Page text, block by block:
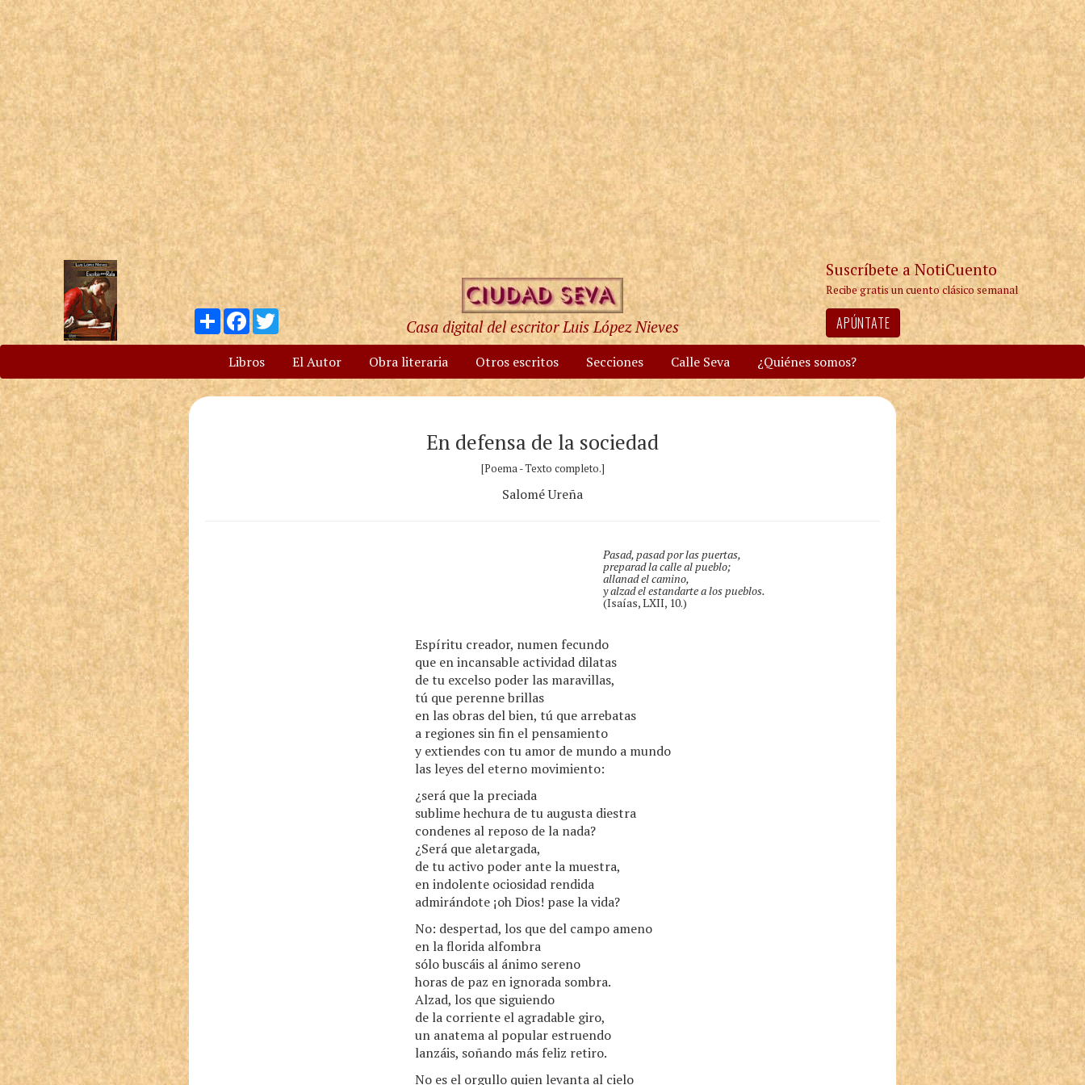
Compartir
Facebook
Twitter
Casa digital del escritor Luis López Nieves
Suscríbete a NotiCuento
Recibe gratis un cuento clásico semanal
APÚNTATE
Libros El Autor Obra literaria Otros escritos Secciones Calle Seva ¿Quiénes somos?
En defensa de la sociedad
[Poema - Texto completo.]
Salomé Ureña
Pasad, pasad por las puertas,
preparad la calle al pueblo;
allanad el camino,
y alzad el estandarte a los pueblos.
(Isaías, LXII, 10.)
Espíritu creador, numen fecundo
que en incansable actividad dilatas
de tu excelso poder las maravillas,
tú que perenne brillas
en las obras del bien, tú que arrebatas
a regiones sin fin el pensamiento
y extiendes con tu amor de mundo a mundo
las leyes del eterno movimiento:
¿será que la preciada
sublime hechura de tu augusta diestra
condenes al reposo de la nada?
¿Será que aletargada,
de tu activo poder ante la muestra,
en indolente ociosidad rendida
admirándote ¡oh Dios! pase la vida?
No: despertad, los que del campo ameno
en la florida alfombra
sólo buscáis al ánimo sereno
horas de paz en ignorada sombra.
Alzad, los que siguiendo
de la corriente el agradable giro,
un anatema al popular estruendo
lanzáis, soñando más feliz retiro.
No es el orgullo quien levanta al cielo